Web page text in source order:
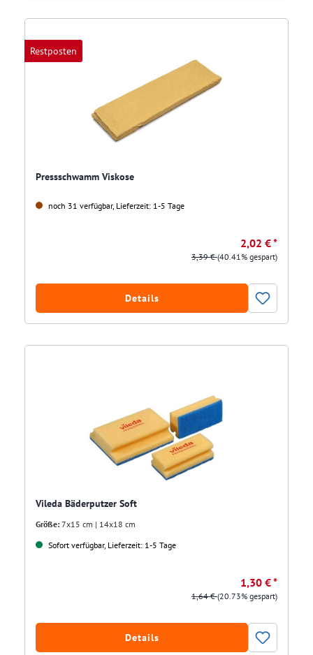
Restposten
Pressschwamm Viskose
noch 31 verfügbar, Lieferzeit: 1-5 Tage
2,02 € *
3,39 €(40.41% gespart)
Details
Vileda Bäderputzer Soft
Größe: 7x15 cm | 14x18 cm
Sofort verfügbar, Lieferzeit: 1-5 Tage
1,30 € *
1,64 €(20.73% gespart)
Details